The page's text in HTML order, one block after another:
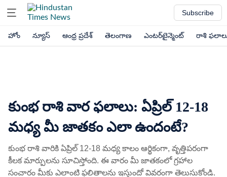
Subscribe
హోం న్యూస్ ఆంధ్ర ప్రదేశ్ తెలంగాణ ఎంటర్‌టైన్మెంట్ రాశి
కుంభ రాశి వార ఫలాలు: ఏప్రిల్ 12-18
మధ్య మీ జాతకం ఎలా ఉందంటే?
కుంభ రాశి వారికి ఏప్రిల్ 12-18 మధ్య కాలం ఆర్థికంగా, వృత్తిపరంగా
కీలక మార్పులను సూచిస్తోంది. ఈ వారం మీ జాతకంలో గ్రహాల
సంచారం మీకు ఎలాంటి ఫలితాలను ఇస్తుందో వివరంగా తెలుసుకోండి.